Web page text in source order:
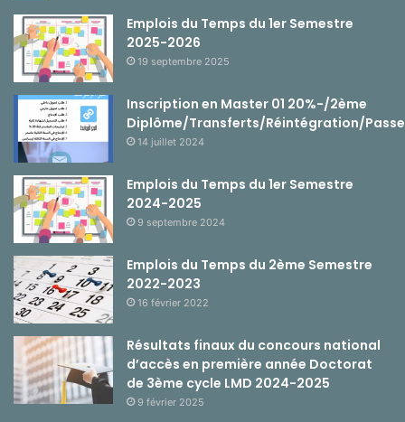
Emplois du Temps du 1er Semestre
2025-2026
19 septembre 2025
Inscription en Master 01 20%-/2ème
Diplôme/Transferts/Réintégration/
14 juillet 2024
Emplois du Temps du 1er Semestre
2024-2025
9 septembre 2024
Emplois du Temps du 2ème Semestre
2022-2023
16 février 2022
Résultats finaux du concours national
d’accès en première année Doctorat
de 3ème cycle LMD 2024-2025
9 février 2025